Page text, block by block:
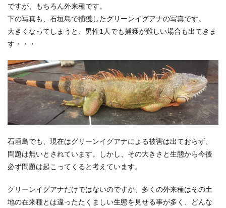
ですが、もちろん外来種です。
下の写真も、石垣島で捕獲したグリーンイグアナの写真です。
大きくなってしまうと、男性1人でも捕獲が難しい場合も出てきま
す・・・
石垣島でも、現在はグリーンイグアナによる被害は出ておらず、
問題は無いとされています。しかし、その大きさと生態から今後
必ず問題は起こってくると考えています。
グリーンイグアナだけではないのですが、多くの外来種はその土
地の在来種とは違ったたくましい生態を見せる事が多く、どんな